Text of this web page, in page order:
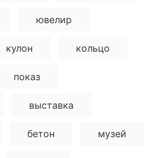
ювелир
кулон кольцо
показ
выставка
бетон музей